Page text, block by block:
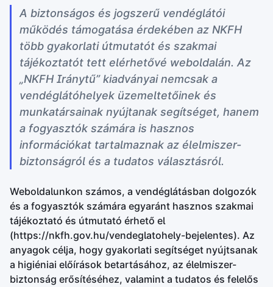
A biztonságos és jogszerű vendéglátói
működés támogatása érdekében az NKFH
több gyakorlati útmutatót és szakmai
tájékoztatót tett elérhetővé weboldalán. Az
„NKFH Iránytű” kiadványai nemcsak a
vendéglátóhelyek üzemeltetőinek és
munkatársainak nyújtanak segítséget, hanem
a fogyasztók számára is hasznos
információkat tartalmaznak az élelmiszer-
biztonságról és a tudatos választásról.
Weboldalunkon számos, a vendéglátásban dolgozók
és a fogyasztók számára egyaránt hasznos szakmai
tájékoztató és útmutató érhető el
(https://nkfh.gov.hu/vendeglatohely-bejelentes). Az
anyagok célja, hogy gyakorlati segítséget nyújtsanak
a higiéniai előírások betartásához, az élelmiszer-
biztonság erősítéséhez, valamint a tudatos és felelős